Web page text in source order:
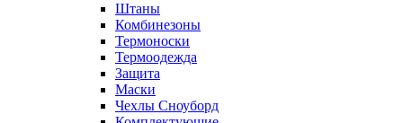
Штаны
Комбинезоны
Термоноски
Термоодежда
Защита
Маски
Чехлы Сноуборд